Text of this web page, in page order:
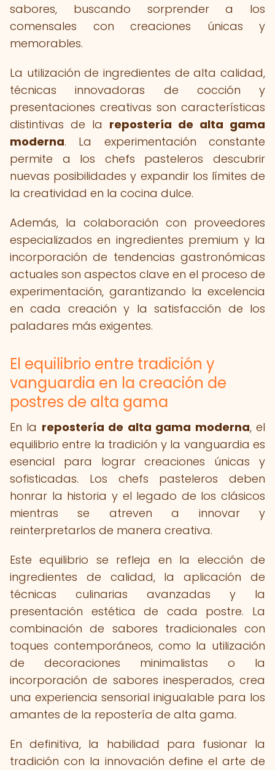
sabores, buscando sorprender a los
comensales con creaciones únicas y
memorables.
La utilización de ingredientes de alta calidad,
técnicas innovadoras de cocción y
presentaciones creativas son características
distintivas de la repostería de alta gama
moderna. La experimentación constante
permite a los chefs pasteleros descubrir
nuevas posibilidades y expandir los límites de
la creatividad en la cocina dulce.
Además, la colaboración con proveedores
especializados en ingredientes premium y la
incorporación de tendencias gastronómicas
actuales son aspectos clave en el proceso de
experimentación, garantizando la excelencia
en cada creación y la satisfacción de los
paladares más exigentes.
El equilibrio entre tradición y
vanguardia en la creación de
postres de alta gama
En la repostería de alta gama moderna, el
equilibrio entre la tradición y la vanguardia es
esencial para lograr creaciones únicas y
sofisticadas. Los chefs pasteleros deben
honrar la historia y el legado de los clásicos
mientras se atreven a innovar y
reinterpretarlos de manera creativa.
Este equilibrio se refleja en la elección de
ingredientes de calidad, la aplicación de
técnicas culinarias avanzadas y la
presentación estética de cada postre. La
combinación de sabores tradicionales con
toques contemporáneos, como la utilización
de decoraciones minimalistas o la
incorporación de sabores inesperados, crea
una experiencia sensorial inigualable para los
amantes de la repostería de alta gama.
En definitiva, la habilidad para fusionar la
tradición con la innovación define el arte de